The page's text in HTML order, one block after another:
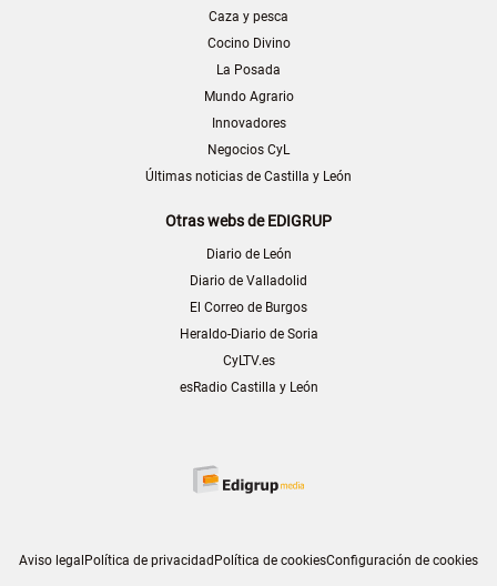
Caza y pesca
Cocino Divino
La Posada
Mundo Agrario
Innovadores
Negocios CyL
Últimas noticias de Castilla y León
Otras webs de EDIGRUP
Diario de León
Diario de Valladolid
El Correo de Burgos
Heraldo-Diario de Soria
CyLTV.es
esRadio Castilla y León
Aviso legalPolítica de privacidadPolítica de cookiesConfiguración de cookies